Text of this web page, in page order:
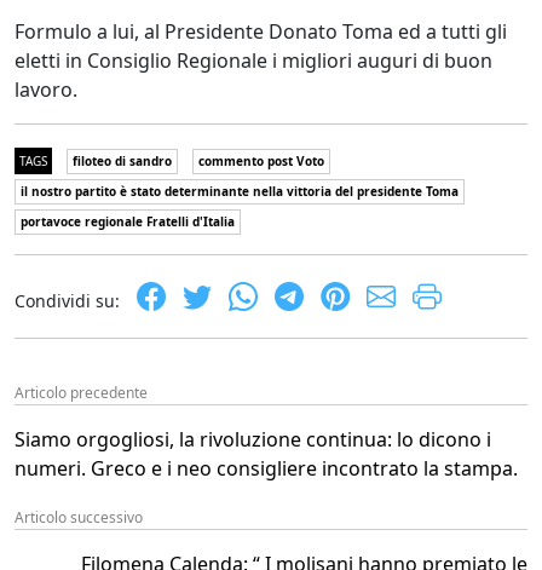
Formulo a lui, al Presidente Donato Toma ed a tutti gli
eletti in Consiglio Regionale i migliori auguri di buon
lavoro.
TAGS filoteo di sandro
commento post Voto
il nostro partito è stato determinante nella vittoria del presidente Toma
portavoce regionale Fratelli d'Italia
Condividi su:
Articolo precedente
Siamo orgogliosi, la rivoluzione continua: lo dicono i
numeri. Greco e i neo consigliere incontrato la stampa.
Articolo successivo
Filomena Calenda: “ I molisani hanno premiato le